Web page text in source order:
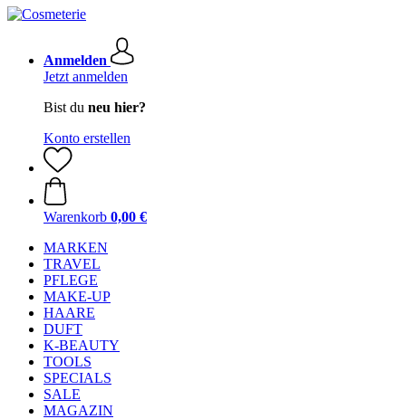
Anmelden
Jetzt anmelden
Bist du neu hier?
Konto erstellen
Warenkorb 0,00 €
MARKEN
TRAVEL
PFLEGE
MAKE-UP
HAARE
DUFT
K-BEAUTY
TOOLS
SPECIALS
SALE
MAGAZIN